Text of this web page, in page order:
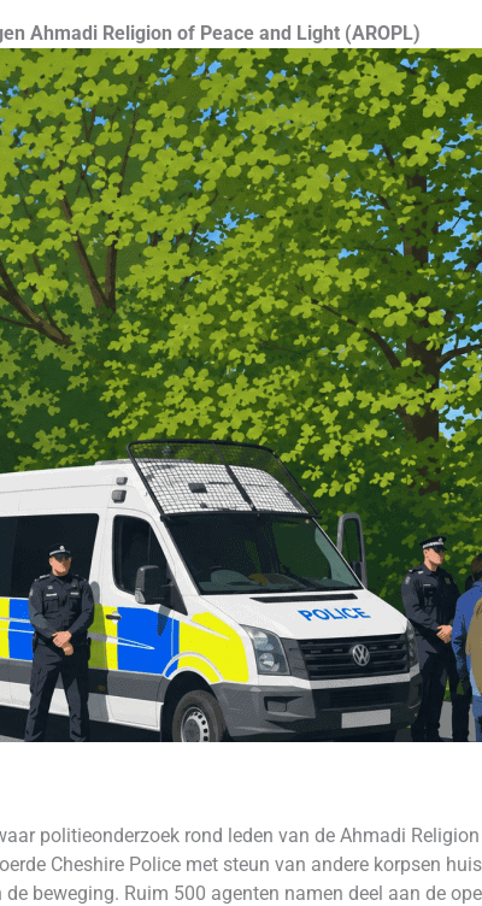
Ahmadi Religion of Peace and Light (AROPL)
politieonderzoek rond leden van de Ahmadi
Cheshire Police met steun van andere korpsen
beweging. Ruim 500 agenten namen deel aan de